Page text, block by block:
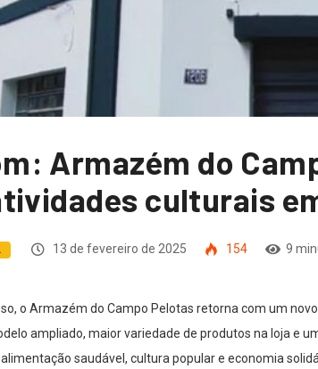
Armazém do
culturais
13 de fevereiro de 2025 154 9
o Armazém do Campo Pelotas retorna com um
ampliado, maior variedade de produtos na loja e
saudável, cultura popular e economia